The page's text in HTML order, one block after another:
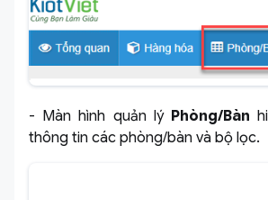
- Màn hình quản lý Phòng/Bàn
thông tin các phòng/bàn và bộ lọc.